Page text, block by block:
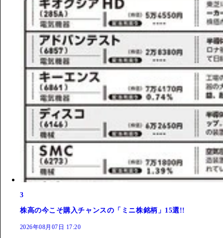
3
株高の今こそ購入チャンスの「ミニ株銘柄」15選!!
2026年08月07日 17:20